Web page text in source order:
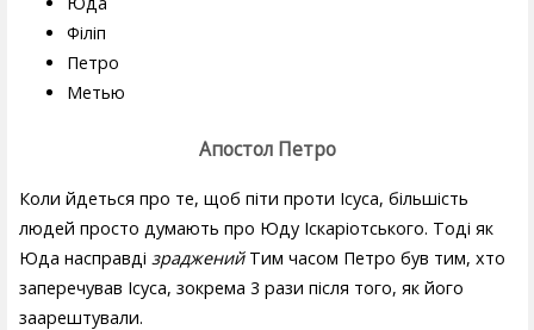
Філіп
Петро
Метью
Апостол Петро
Коли йдеться про те, щоб піти проти Ісуса, більшість
людей просто думають про Юду Іскаріотського. Тоді як
Юда насправді зрадженийТим часом Петро був тим, хто
заперечував Ісуса, зокрема 3 рази після того, як його
заарештували.